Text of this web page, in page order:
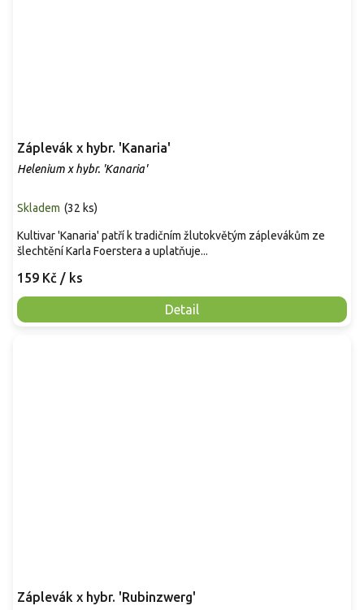
Záplevák x hybr. 'Kanaria'
Helenium x hybr. 'Kanaria'
Skladem (32 ks)
159 Kč / ks
Detail
Kultivar 'Kanaria' patří k tradičním žlutokvětým záplevákům ze
šlechtění Karla Foerstera a uplatňuje...
Záplevák x hybr. 'Rubinzwerg'